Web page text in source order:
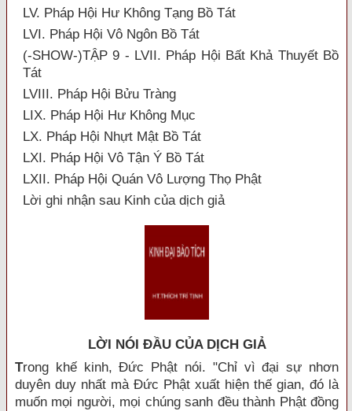
LV. Pháp Hội Hư Không Tạng Bồ Tát
LVI. Pháp Hội Vô Ngôn Bồ Tát
(-SHOW-)TẬP 9 - LVII. Pháp Hội Bất Khả Thuyết Bồ
Tát
LVIII. Pháp Hội Bửu Tràng
LIX. Pháp Hội Hư Không Mục
LX. Pháp Hội Nhựt Mật Bồ Tát
LXI. Pháp Hội Vô Tận Ý Bồ Tát
LXII. Pháp Hội Quán Vô Lượng Thọ Phật
Lời ghi nhận sau Kinh của dịch giả
LỜI NÓI ÐẦU CỦA DỊCH GIẢ
Trong khế kinh, Đức Phật nói. "Chỉ vì đại sự nhơn
duyên duy nhất mà Đức Phật xuất hiện thế gian, đó là
muốn mọi người, mọi chúng sanh đều thành Phật đồng